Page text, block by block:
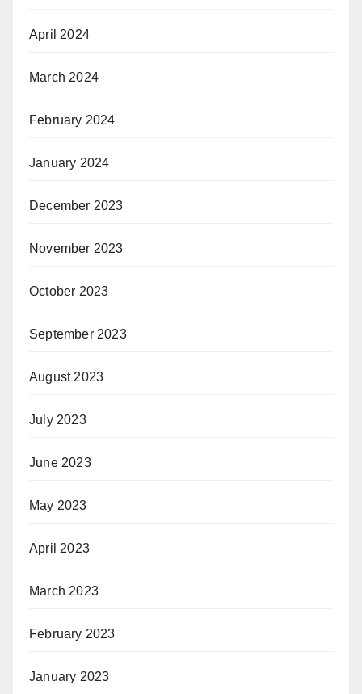
April 2024
March 2024
February 2024
January 2024
December 2023
November 2023
October 2023
September 2023
August 2023
July 2023
June 2023
May 2023
April 2023
March 2023
February 2023
January 2023